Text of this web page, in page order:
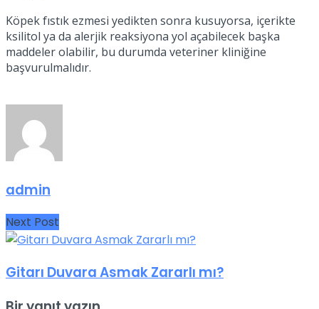
Köpek fıstık ezmesi yedikten sonra kusuyorsa, içerikte
ksilitol ya da alerjik reaksiyona yol açabilecek başka
maddeler olabilir, bu durumda veteriner kliniğine
başvurulmalıdır.
admin
Next Post
Gitarı Duvara Asmak Zararlı mı?